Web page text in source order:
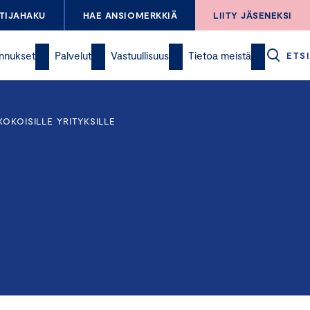
HAE ANSIOMERKKIÄ LIITY JÄSENEKSI
Palvelut Vastuullisuus Tietoa meistä ETSI
YRITYKSILLE